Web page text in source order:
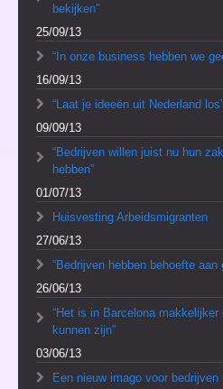
bekijken”
25/09/13
“In onze business hebben we
16/09/13
“Laat je ideeën uit Nederland los”
09/09/13
“Bedrijven willen juist nu hun
hebben”
01/07/13
Huisvesting Arbeidsmigranten
27/06/13
“Bedrijven hebben behoefte aan
26/06/13
“Het is in Barcelona
kunnen zijn”
03/06/13
Een nieuw imago voor